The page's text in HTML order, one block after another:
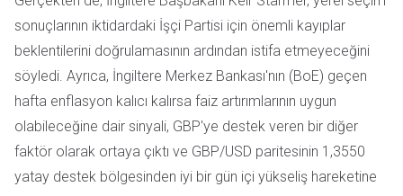
sonuçlarının iktidardaki İşçi Partisi için önemli kayıplar
beklentilerini doğrulamasının ardından istifa etmeyeceğini
söyledi. Ayrıca, İngiltere Merkez Bankası'nın (BoE) geçen
hafta enflasyon kalıcı kalırsa faiz artırımlarının uygun
olabileceğine dair sinyali, GBP'ye destek veren bir diğer
faktör olarak ortaya çıktı ve GBP/USD paritesinin 1,3550
yatay destek bölgesinden iyi bir gün içi yükseliş hareketine